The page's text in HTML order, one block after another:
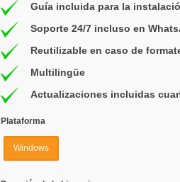
Guía incluida para la
Soporte 24/7 incluso en
Reutilizable en caso de
Multilingüe
Actualizaciones incluidas
Plataforma
Windows